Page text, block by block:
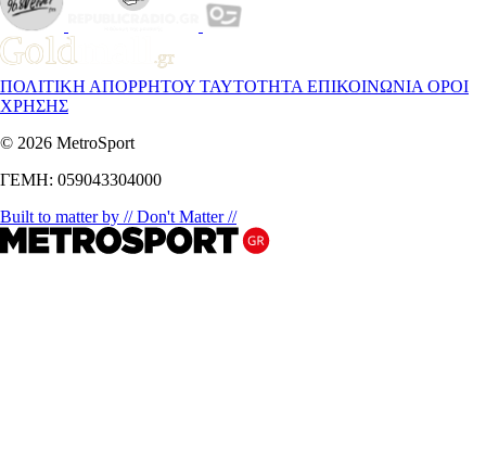
ΠΟΛΙΤΙΚΗ ΑΠΟΡΡΗΤΟΥ ΤΑΥΤΟΤΗΤΑ ΕΠΙΚΟΙΝΩΝΙΑ ΟΡΟΙ
ΧΡΗΣΗΣ
© 2026 MetroSport
ΓΕΜΗ: 059043304000
Built to matter by // Don't Matter //